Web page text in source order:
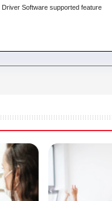
Driver Software supported feature
Letter
A4
Letter
A4